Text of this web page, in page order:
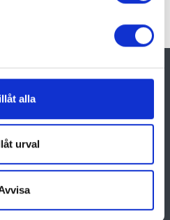
alla
urval
turistinformation
Munkfors
54 10 81